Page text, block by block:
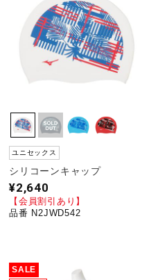
ユニセックス
シリコーンキャップ
¥2,640
【会員割引あり】
品番 N2JWD542
SALE